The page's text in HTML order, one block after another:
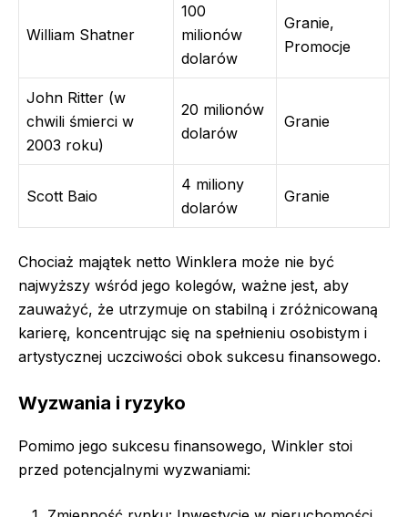
William Shatner
100
milionów
dolarów
Granie,
Promocje
John Ritter (w
chwili śmierci w
2003 roku)
20 milionów
dolarów
Granie
Scott Baio
4 miliony
dolarów
Granie
Chociaż majątek netto Winklera może nie być
najwyższy wśród jego kolegów, ważne jest, aby
zauważyć, że utrzymuje on stabilną i zróżnicowaną
karierę, koncentrując się na spełnieniu osobistym i
artystycznej uczciwości obok sukcesu finansowego.
Wyzwania i ryzyko
Pomimo jego sukcesu finansowego, Winkler stoi
przed potencjalnymi wyzwaniami: